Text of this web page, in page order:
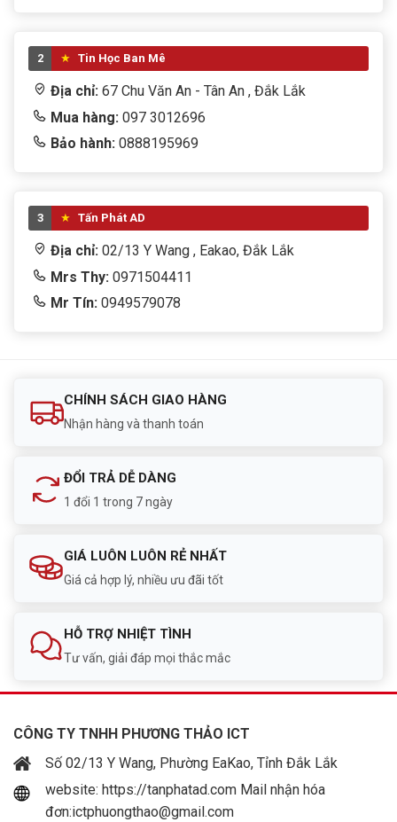
2 Tin Học Ban Mê
Địa chỉ: 67 Chu Văn An - Tân An , Đắk Lắk
Mua hàng: 097 3012696
Bảo hành: 0888195969
3 Tấn Phát AD
Địa chỉ: 02/13 Y Wang , Eakao, Đắk Lắk
Mrs Thy: 0971504411
Mr Tín: 0949579078
CHÍNH SÁCH GIAO HÀNG
Nhận hàng và thanh toán
ĐỔI TRẢ DỄ DÀNG
1 đổi 1 trong 7 ngày
GIÁ LUÔN LUÔN RẺ NHẤT
Giá cả hợp lý, nhiều ưu đãi tốt
HỖ TRỢ NHIỆT TÌNH
Tư vấn, giải đáp mọi thắc mắc
CÔNG TY TNHH PHƯƠNG THẢO ICT
Số 02/13 Y Wang, Phường EaKao, Tỉnh Đắk Lắk
website: https://tanphatad.com Mail nhận hóa
đơn:ictphuongthao@gmail.com